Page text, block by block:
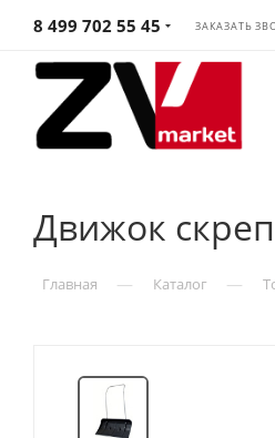
8 499 702 55 45 ЗАКАЗАТЬ
Движок
Главная — Каталог —